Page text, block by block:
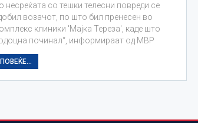
несреќата со тешки телесни повреди се
возачот, по што бил пренесен во
клиники 'Мајка Тереза', каде што
починал“, информираат од МВР
ПОВЕЌЕ...